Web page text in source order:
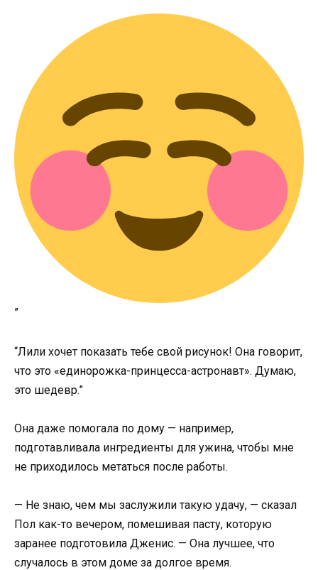
”
“Лили хочет показать тебе свой рисунок! Она говорит,
что это «единорожка-принцесса-астронавт». Думаю,
это шедевр.”
Она даже помогала по дому — например,
подготавливала ингредиенты для ужина, чтобы мне
не приходилось метаться после работы.
— Не знаю, чем мы заслужили такую удачу, — сказал
Пол как-то вечером, помешивая пасту, которую
заранее подготовила Дженис. — Она лучшее, что
случалось в этом доме за долгое время.